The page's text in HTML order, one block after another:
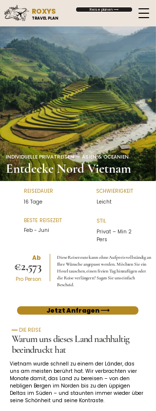
ROXYS
TRAVEL PLAN
Reise planen ⟶
INDIVIDUELLE PRIVATREISEN — ASIEN & OCEANIEN
Entdecke Nord Vietnam
REISEDAUER
16 Tage
SCHWIERIGKEIT
Leicht
BESTE REISEZEIT
Feb - Juni
STIL
Privat – Min 2
Pers
€2,573
Ab
Pro Person
Diese Reiseroute kann ohne Aufpreis vollständig an
Ihre Wünsche angepasst werden. Möchten Sie ein
Hotel tauschen, einen freien Tag hinzufügen oder
die Reise verlängern? Sagen Sie uns einfach
Bescheid.
Jetzt Anfragen ⟶
━━ DIE REISE
Warum uns dieses Land nachhaltig
beeindruckt hat
Vietnam wurde schnell zu einem der Länder, das
uns am meisten berührt hat. Wir verbrachten vier
Monate damit, das Land zu bereisen – von den
nebligen Bergen im Norden bis zu den üppigen
Deltas im Süden – und staunten immer wieder über
seine Schönheit und seine Kontraste.